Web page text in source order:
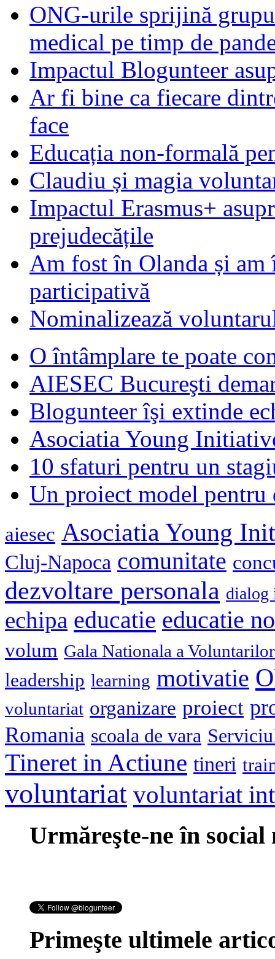
ONG-urile sprijină
medical pe timp de
Impactul Blogunteer
Ar fi bine ca fiecare
face
Educația non-formală
Claudiu și magia
Impactul Erasmus+
prejudecățile
Am fost în Olanda și am
participativă
Nominalizează
O întâmplare te poate
AIESEC Bucureşti
Blogunteer îşi extinde
Asociatia Young
10 sfaturi pentru un
Un proiect model
aiesec Asociatia Young
Cluj-Napoca comunitate
dezvoltare personala dialog
echipa educatie educatie
volum Gala Nationala a Voluntarilor
leadership learning motivatie
voluntariat organizare proiect
Romania scoala de vara
Tineret in Actiune tineri
voluntariat voluntariat
Urmăreşte-ne în social
Primeşte ultimele